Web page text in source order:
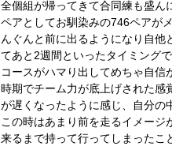
全個組が帰ってきて合同練も盛ん
ペアとしてお馴染みの746ペアが
んぐんと前に出るようになり自
てあと2週間といったタイミング
コースがハマり出してめちゃ自
時期でチーム力が底上げされた感
が遅くなったように感じ、自分の
この時はあまり前を走るイメー
来るまで持って行ってしまったこ